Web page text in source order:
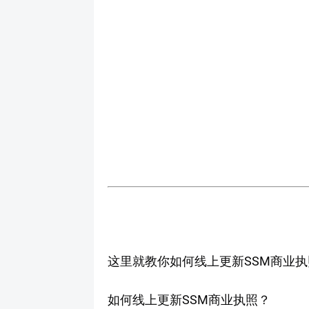
这里就教你如何线上更新SSM商业
如何线上更新SSM商业执照？